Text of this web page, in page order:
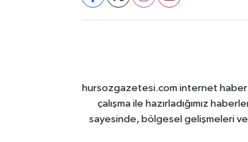
hursozgazetesi.com internet haber
çalışma ile hazırladığımız
sayesinde, bölgesel gelişmeleri ve